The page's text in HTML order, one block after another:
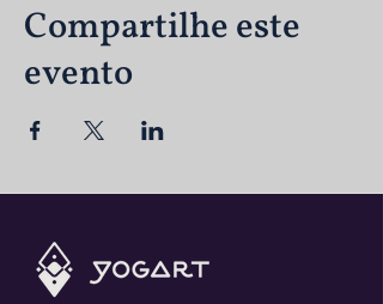
Compartilhe este
evento